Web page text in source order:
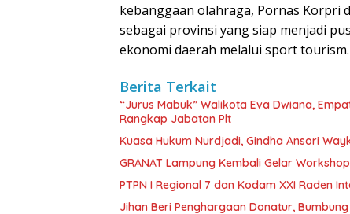
kebanggaan olahraga, Pornas Korpri
sebagai provinsi yang siap menjadi
ekonomi daerah melalui sport tourism.
Berita Terkait
“Jurus Mabuk” Walikota Eva Dwiana,
Rangkap Jabatan Plt
Kuasa Hukum Nurdjadi, Gindha Ansori
GRANAT Lampung Kembali Gelar
PTPN I Regional 7 dan Kodam XXI Raden
Jihan Beri Penghargaan Donatur,